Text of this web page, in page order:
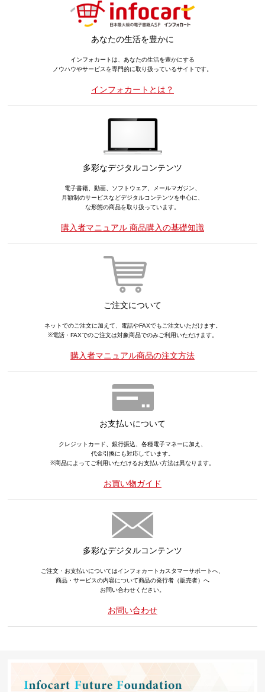
あなたの生活を豊かに
インフォカートは、あなたの生活を豊かにする
ノウハウやサービスを専門的に取り扱っているサイトです。
インフォカートとは？
多彩なデジタルコンテンツ
電子書籍、動画、ソフトウェア、メールマガジン、
月額制のサービスなどデジタルコンテンツを中心に、
な形態の商品を取り扱っています。
購入者マニュアル 商品購入の基礎知識
ご注文について
ネットでのご注文に加えて、電話やFAXでもご注文いただけます。
※電話・FAXでのご注文は対象商品でのみご利用いただけます。
購入者マニュアル商品の注文方法
お支払いについて
クレジットカード、銀行振込、各種電子マネーに加え、
代金引換にも対応しています。
※商品によってご利用いただけるお支払い方法は異なります。
お買い物ガイド
多彩なデジタルコンテンツ
ご注文・お支払いについてはインフォカートカスタマーサポートへ、
商品・サービスの内容について商品の発行者（販売者）へ
お問い合わせください。
お問い合わせ